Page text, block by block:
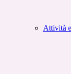
Attività